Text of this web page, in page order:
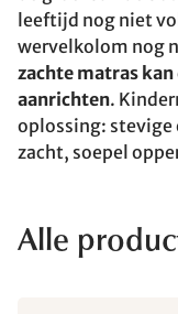
leeftijd nog niet
wervelkolom nog
zachte matras
aanrichten.
oplossing: stevige
zacht, soepel
Alle